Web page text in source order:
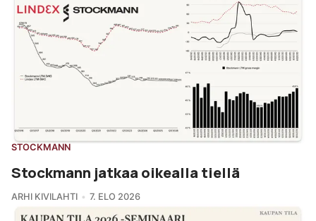
STOCKMANN
Stockmann jatkaa oikealla tiellä
ARHI KIVILAHTI 7. ELO 2026